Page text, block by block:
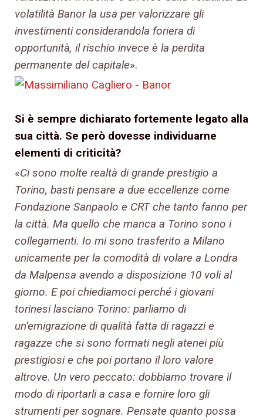
volatilità Banor la usa per valorizzare gli
investimenti considerandola foriera di
opportunità, il rischio invece è la perdita
permanente del capitale».
Si è sempre dichiarato fortemente legato alla
sua città. Se però dovesse individuarne
elementi di criticità?
«Ci sono molte realtà di grande prestigio a
Torino, basti pensare a due eccellenze come
Fondazione Sanpaolo e CRT che tanto fanno per
la città. Ma quello che manca a Torino sono i
collegamenti. Io mi sono trasferito a Milano
unicamente per la comodità di volare a Londra
da Malpensa avendo a disposizione 10 voli al
giorno. E poi chiediamoci perché i giovani
torinesi lasciano Torino: parliamo di
un’emigrazione di qualità fatta di ragazzi e
ragazze che si sono formati negli atenei più
prestigiosi e che poi portano il loro valore
altrove. Un vero peccato: dobbiamo trovare il
modo di riportarli a casa e fornire loro gli
strumenti per sognare. Pensate quanto possa